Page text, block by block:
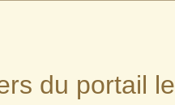
du portail